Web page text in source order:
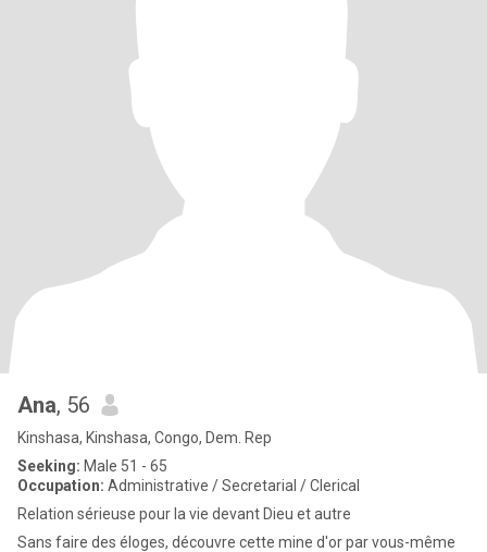
Ana, 56
Kinshasa, Kinshasa, Congo, Dem. Rep
Seeking: Male 51 - 65
Occupation: Administrative / Secretarial / Clerical
Relation sérieuse pour la vie devant Dieu et autre
Sans faire des éloges, découvre cette mine d'or par vous-même